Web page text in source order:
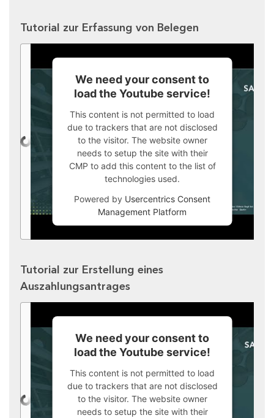
Tutorial zur Erfassung von Belegen
We need your consent to
load the Youtube service!
This content is not permitted to load
due to trackers that are not disclosed
to the visitor. The website owner
needs to setup the site with their
CMP to add this content to the list of
technologies used.
Powered by Usercentrics Consent
Management Platform
Tutorial zur Erstellung eines
Auszahlungsantrages
We need your consent to
load the Youtube service!
This content is not permitted to load
due to trackers that are not disclosed
to the visitor. The website owner
needs to setup the site with their